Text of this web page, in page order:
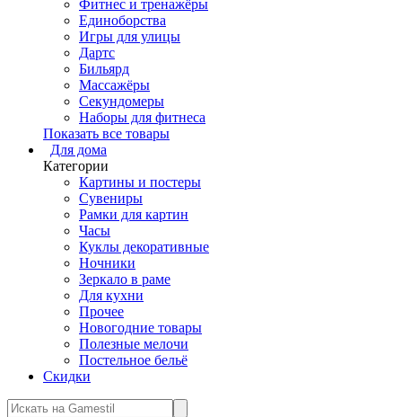
Фитнес и тренажёры
Единоборства
Игры для улицы
Дартс
Бильярд
Массажёры
Секундомеры
Наборы для фитнеса
Показать все товары
Для дома
Категории
Картины и постеры
Сувениры
Рамки для картин
Часы
Куклы декоративные
Ночники
Зеркало в раме
Для кухни
Прочее
Новогодние товары
Полезные мелочи
Постельное бельё
Скидки